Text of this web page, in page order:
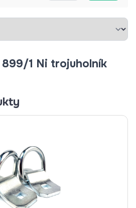
1 Ni trojuholník